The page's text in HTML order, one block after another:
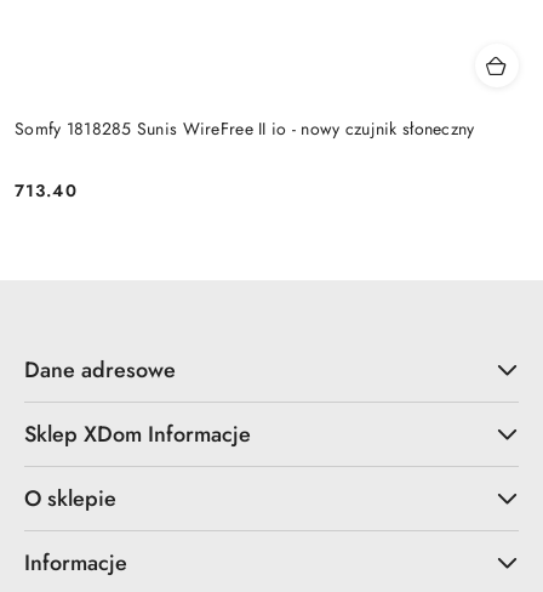
Somfy 1818285 Sunis WireFree II io - nowy czujnik słoneczny
Cena:
713.40
Dane adresowe
Sklep XDom Informacje
O sklepie
Informacje